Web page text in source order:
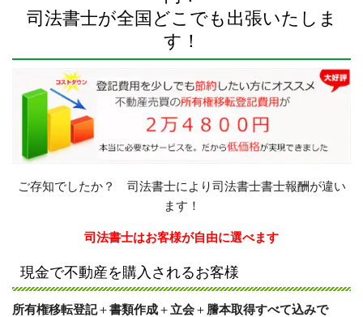
司法書士が全国どこでも出張いたしま
す！
ご存知でしたか？ 司法書士により司法書士書士報酬が違い
ます！
司法書士はお客様が自由に選べます
現金で不動産を購入されるお客様
所有権移転登記＋書類作成＋ 立会＋ 謄本取得すべて込みで